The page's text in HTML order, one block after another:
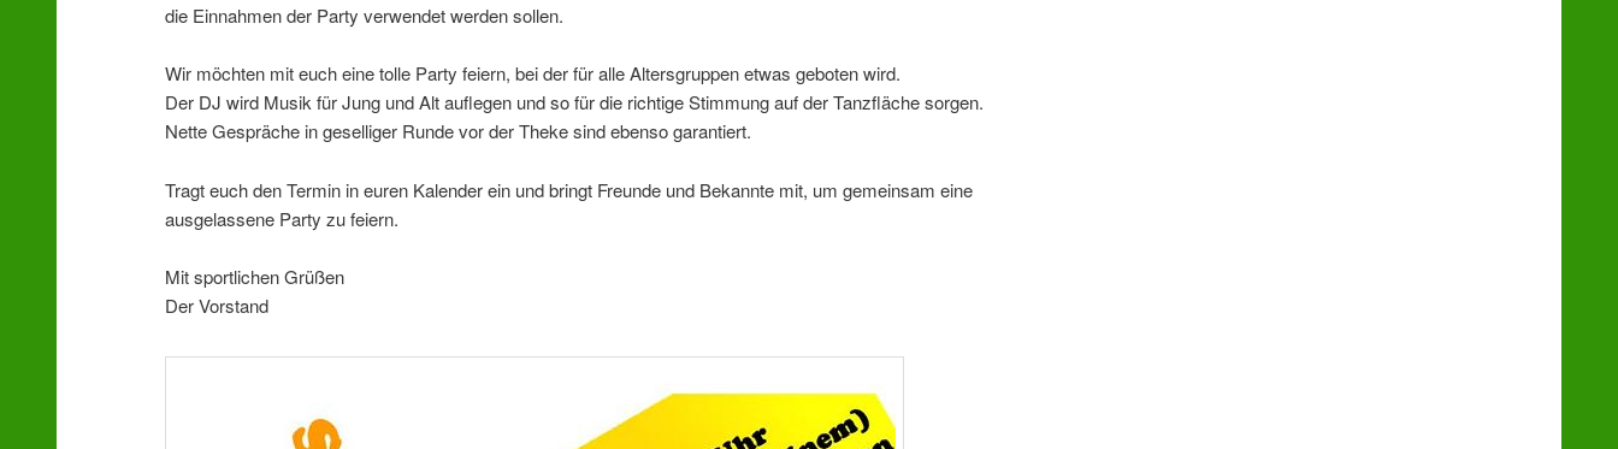
die Einnahmen der Party verwendet werden sollen.
Wir möchten mit euch eine tolle Party feiern, bei der für alle Altersgruppen etwas geboten wird.
Der DJ wird Musik für Jung und Alt auflegen und so für die richtige Stimmung auf der Tanzfläche sorgen.
Nette Gespräche in geselliger Runde vor der Theke sind ebenso garantiert.
Tragt euch den Termin in euren Kalender ein und bringt Freunde und Bekannte mit, um gemeinsam eine
ausgelassene Party zu feiern.
Mit sportlichen Grüßen
Der Vorstand